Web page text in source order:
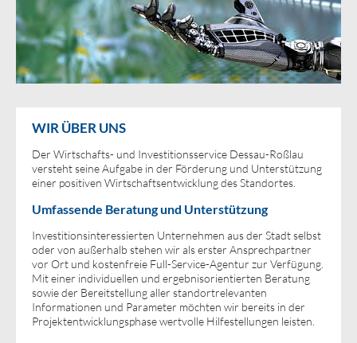
WIR ÜBER UNS
Der Wirtschafts- und Investitionsservice Dessau-Roßlau
versteht seine Aufgabe in der Förderung und Unterstützung
einer positiven Wirtschaftsentwicklung des Standortes.
Umfassende Beratung und Unterstützung
Investitionsinteressierten Unternehmen aus der Stadt selbst
oder von außerhalb stehen wir als erster Ansprechpartner
vor Ort und kostenfreie Full-Service-Agentur zur Verfügung.
Mit einer individuellen und ergebnisorientierten Beratung
sowie der Bereitstellung aller standortrelevanten
Informationen und Parameter möchten wir bereits in der
Projektentwicklungsphase wertvolle Hilfestellungen leisten.